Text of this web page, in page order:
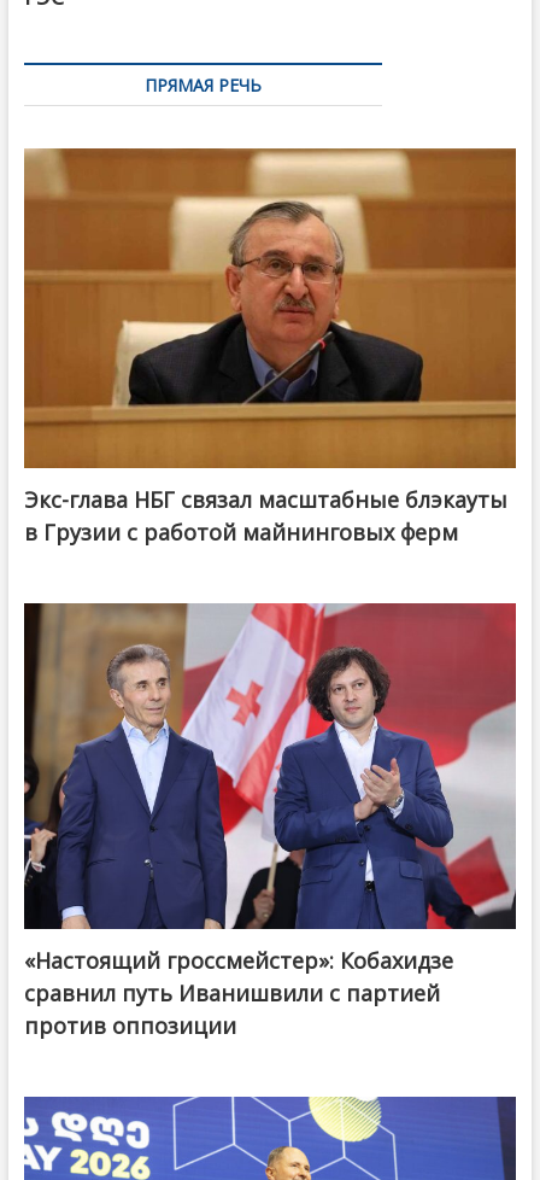
ПРЯМАЯ РЕЧЬ
Экс-глава НБГ связал масштабные блэкауты
в Грузии с работой майнинговых ферм
@ქართული ოცნება / Georgian Dream
«Настоящий гроссмейстер»: Кобахидзе
сравнил путь Иванишвили с партией
против оппозиции